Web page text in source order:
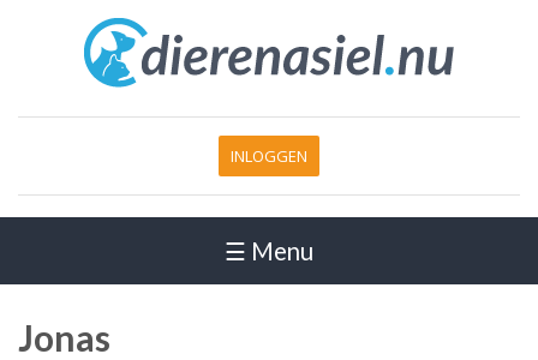
INLOGGEN
☰ Menu
Jonas